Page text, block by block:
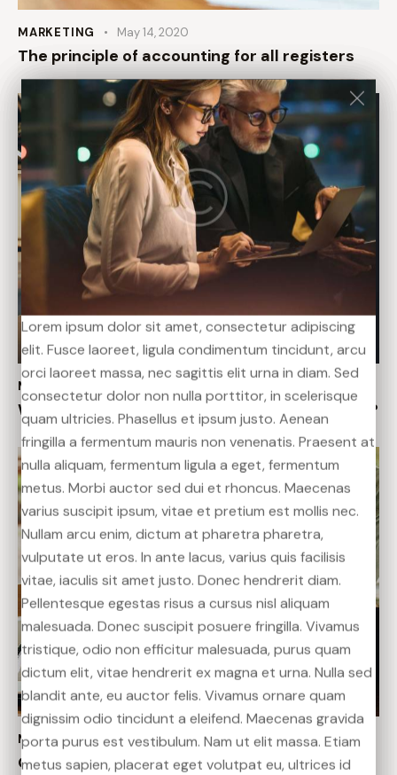
MARKETING May 14, 2020
The principle of accounting for all registers
MANAGEMENT
Which card is better to have – debit or credit?
MANAGEMENT March 25, 2020
Organization of accounting at the enterprise
Lorem ipsum dolor sit amet, consectetur adipiscing
elit. Fusce laoreet, ligula condimentum tincidunt, arcu
orci laoreet massa, nec sagittis elit urna in diam. Sed
consectetur dolor non nulla porttitor, in scelerisque
quam ultricies. Phasellus et ipsum justo. Aenean
fringilla a fermentum mauris non venenatis. Praesent at
nulla aliquam, fermentum ligula a eget, fermentum
metus. Morbi auctor sed dui et rhoncus. Maecenas
varius suscipit ipsum, vitae et pretium est mollis nec.
Nullam arcu enim, dictum at pharetra pharetra,
vulputate ut eros. In ante lacus, varius quis facilisis
vitae, iaculis sit amet justo. Donec hendrerit diam.
Pellentesque egestas risus a cursus nisl aliquam
malesuada. Donec suscipit posuere fringilla. Vivamus
tristique, odio non efficitur malesuada, purus quam
dictum elit, vitae hendrerit ex magna et urna. Nulla sed
blandit ante, eu auctor felis. Vivamus ornare quam
dignissim odio tincidunt a eleifend. Maecenas gravida
porta purus est vestibulum. Nam ut elit massa. Etiam
metus sapien, placerat eget volutpat eu, ultrices id
Lorem ipsum dolor sit amet, consectetur adipiscing
elit. Fusce laoreet, ligula condimentum tincidunt, arcu
orci laoreet massa, nec sagittis elit urna in diam. Sed
consectetur dolor non nulla porttitor, in scelerisque
quam ultricies. Phasellus et ipsum justo. Aenean
fringilla a fermentum mauris non venenatis. Praesent at
nulla aliquam, fermentum ligula a eget, fermentum
metus. Morbi auctor sed dui et rhoncus. Maecenas
varius suscipit ipsum, vitae et pretium est mollis nec.
Nullam arcu enim, dictum at pharetra pharetra,
vulputate ut eros. In ante lacus, varius quis facilisis
vitae, iaculis sit amet justo. Donec hendrerit diam.
Pellentesque egestas risus a cursus nisl aliquam
malesuada. Donec suscipit posuere fringilla. Vivamus
tristique, odio non efficitur malesuada, purus quam
dictum elit, vitae hendrerit ex magna et urna. Nulla sed
blandit ante, eu auctor felis. Vivamus ornare quam
dignissim odio tincidunt a eleifend. Maecenas gravida
porta purus est vestibulum. Nam ut elit massa. Etiam
metus sapien, placerat eget volutpat eu, ultrices id
Lorem ipsum dolor sit amet, consectetur adipiscing
elit. Fusce laoreet, ligula condimentum tincidunt, arcu
orci laoreet massa, nec sagittis elit urna in diam. Sed
consectetur dolor non nulla porttitor, in scelerisque
quam ultricies. Phasellus et ipsum justo. Aenean
fringilla a fermentum mauris non venenatis. Praesent at
nulla aliquam, fermentum ligula a eget, fermentum
metus. Morbi auctor sed dui et rhoncus. Maecenas
varius suscipit ipsum, vitae et pretium est mollis nec.
Nullam arcu enim, dictum at pharetra pharetra,
vulputate ut eros. In ante lacus, varius quis facilisis
vitae, iaculis sit amet justo. Donec hendrerit diam.
Pellentesque egestas risus a cursus nisl aliquam
malesuada. Donec suscipit posuere fringilla. Vivamus
tristique, odio non efficitur malesuada, purus quam
dictum elit, vitae hendrerit ex magna et urna. Nulla sed
blandit ante, eu auctor felis. Vivamus ornare quam
dignissim odio tincidunt a eleifend. Maecenas gravida
porta purus est vestibulum. Nam ut elit massa. Etiam
metus sapien, placerat eget volutpat eu, ultrices id